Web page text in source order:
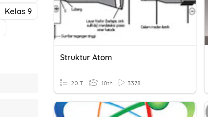
Kelas 9
Struktur Atom
20 T 10th 3378